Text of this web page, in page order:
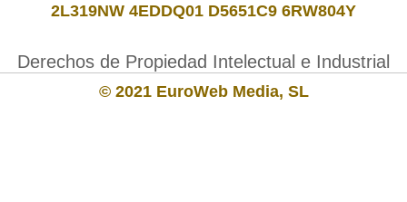
2L319NW 4EDDQ01 D5651C9 6RW804Y
Derechos de Propiedad Intelectual e Industrial
© 2021 EuroWeb Media, SL